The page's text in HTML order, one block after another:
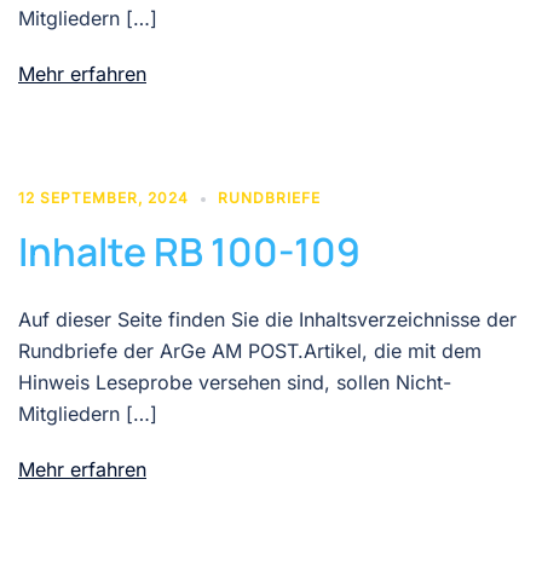
Mitgliedern […]
Mehr erfahren
12 SEPTEMBER, 2024 RUNDBRIEFE
Inhalte RB 100-109
Auf dieser Seite finden Sie die Inhaltsverzeichnisse der
Rundbriefe der ArGe AM POST.Artikel, die mit dem
Hinweis Leseprobe versehen sind, sollen Nicht-
Mitgliedern […]
Mehr erfahren